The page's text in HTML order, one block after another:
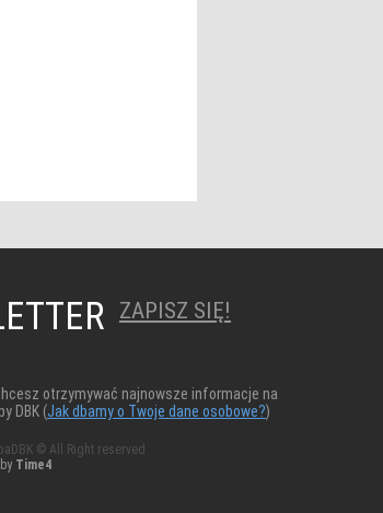
ZAPISZ SIĘ!
otrzymywać najnowsze informacje na
DBK (Jak dbamy o Twoje dane osobowe?)
© All Right reserved
Time4